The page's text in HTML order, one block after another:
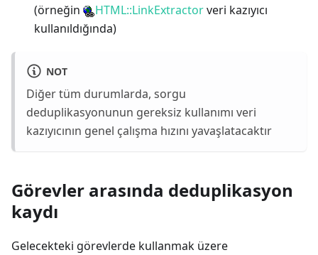
(örneğin
HTML::LinkExtractorveri kazıyıcı
kullanıldığında)
NOT
Diğer tüm durumlarda, sorgu
deduplikasyonunun gereksiz kullanımı veri
kazıyıcının genel çalışma hızını yavaşlatacaktır
Görevler arasında deduplikasyon
kaydı
Gelecekteki görevlerde kullanmak üzere